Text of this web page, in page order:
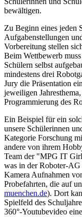
bewältigen.
Zu Beginn eines jeden
Aufgabenstellungen
Vorbereitung stellen
Beim Wettbewerb
Schülern selbst
mindestens drei
Jury die Präsentation
jeweiligen
Programmierung des
Ein Beispiel für ein
unsere Schülerinnen
Kategorie Forschung
andere von ihrem
Team der "MPG IT
was in der Roboter-AG
Kamera Aufnahmen
Probefahrten, die auf
muenchen.de). Dort
Spielfeld des
360°-Youtubevideo